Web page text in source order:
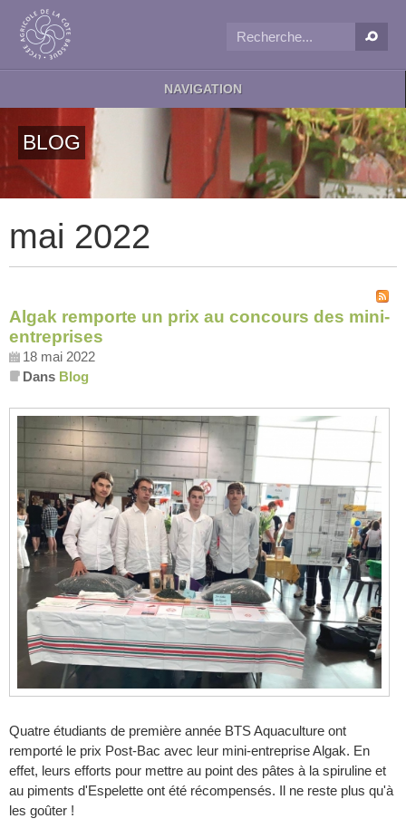
NAVIGATION
BLOG
mai 2022
Algak remporte un prix au concours des mini-
entreprises
18 mai 2022
Dans Blog
Quatre étudiants de première année BTS Aquaculture ont
remporté le prix Post-Bac avec leur mini-entreprise Algak. En
effet, leurs efforts pour mettre au point des pâtes à la spiruline et
au piments d'Espelette ont été récompensés. Il ne reste plus qu'à
les goûter !